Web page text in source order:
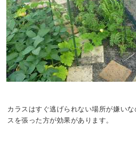
カラスはすぐ逃げられない場所が嫌い
スを張った方が効果があります。